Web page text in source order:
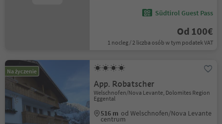
Südtirol Guest Pass
Od 100€
1 nocleg / 2 liczba osób w tym podatek VAT
Na życzenie
App. Robatscher
Welschnofen/Nova Levante, Dolomites Region
Eggental
516 m od Welschnofen/Nova Levante
centrum